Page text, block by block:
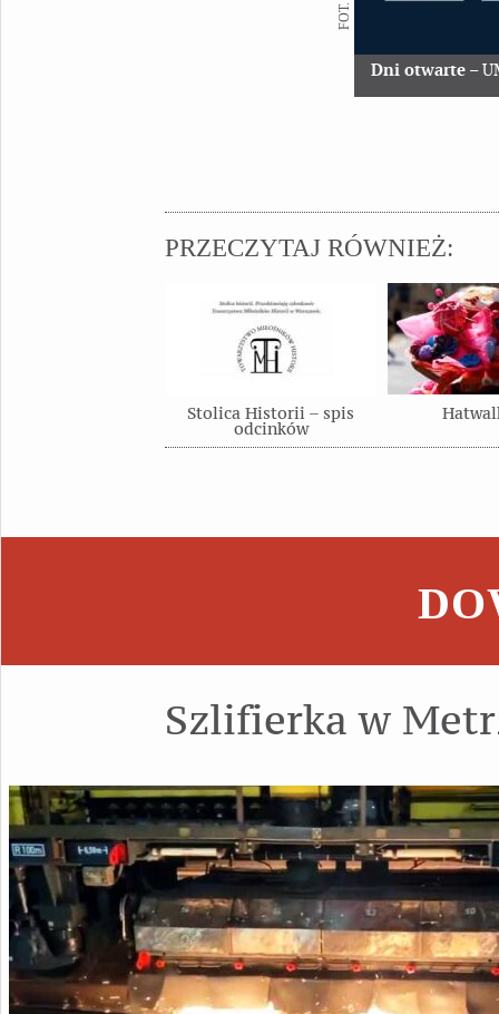
Dni otwarte –
PRZECZYTAJ RÓWNIEŻ:
Stolica Historii – spis
odcinków
Szlifierka w